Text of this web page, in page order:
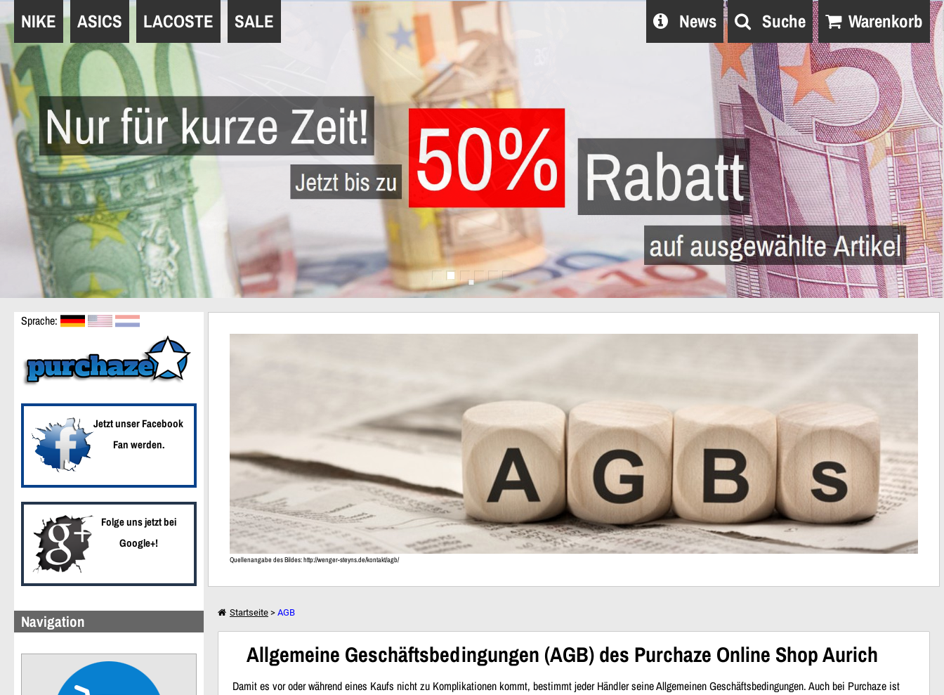
NIKE ASICS LACOSTE SALE News Suche Warenkorb
Weiter einkaufen
Sprache:
Jetzt unser Facebook
Fan werden.
Folge uns jetzt bei
Google+!
Navigation
Quellenangabe des Bildes: http://wenger-steyns.de/kontakt/agb/
Startseite > AGB
Allgemeine Geschäftsbedingungen (AGB) des Purchaze Online Shop Aurich
Damit es vor oder während eines Kaufs nicht zu Komplikationen kommt, bestimmt jeder Händler seine Allgemeinen Geschäftsbedingungen. Auch bei Purchaze ist